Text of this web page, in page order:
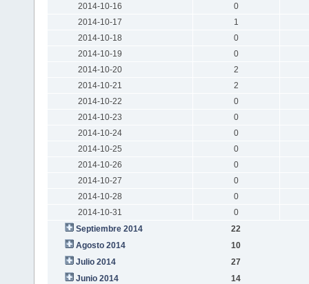
2014-10-16
0
2014-10-17
1
2014-10-18
0
2014-10-19
0
2014-10-20
2
2014-10-21
2
2014-10-22
0
2014-10-23
0
2014-10-24
0
2014-10-25
0
2014-10-26
0
2014-10-27
0
2014-10-28
0
2014-10-31
0
Septiembre 2014
22
Agosto 2014
10
Julio 2014
27
Junio 2014
14